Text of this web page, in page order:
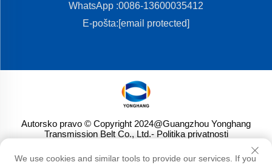
WhatsApp :0086-13600035412
E-pošta:[email protected]
Autorsko pravo © Copyright 2024@Guangzhou Yonghang
Transmission Belt Co., Ltd.- Politika privatnosti
We use cookies and similar tools to provide our services. If you